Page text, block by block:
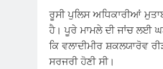
ਰੂਸੀ ਪੁਲਿਸ ਅਧਿਕਾਰੀਆਂ
ਹੈ। ਪੂਰੇ ਮਾਮਲੇ ਦੀ ਜਾਂਚ ਲਈ
ਕਿ ਵਲਾਦੀਮੀਰ ਸ਼ਕਲਯਾਰੋਵ
ਸਰਜਰੀ ਹੋਣੀ ਸੀ।